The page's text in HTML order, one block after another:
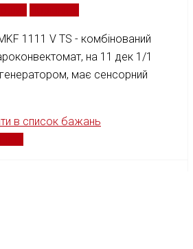
1111 V TS - комбінований
на 11 дек 1/1
має сенсорний
в список бажань